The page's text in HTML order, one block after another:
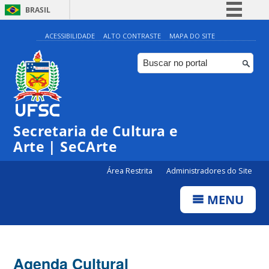
BRASIL
Simplifique!
Comunica BR
Participe
ACESSIBILIDADE ALTO CONTRASTE MAPA DO SITE
Secretaria de Cultura e
Arte | SeCArte
Área Restrita Administradores do Site
MENU
Agenda Cultural